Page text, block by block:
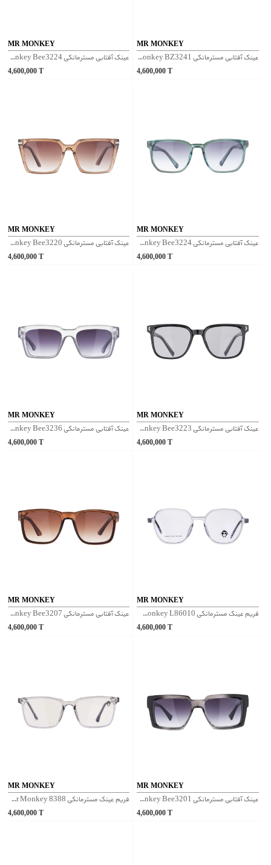
MR MONKEY
عینک آفتابی مسترمانکی Mr Monkey Bee3224 - شفاف طوسی
4,600,000T
MR MONKEY
عینک آفتابی مسترمانکی Mr Monkey BZ3241 - آبی
4,600,000 T
MR MONKEY
عینک آفتابی مسترمانکی Mr Monkey Bee3220 - قهوه‌ای
4,600,000T
MR MONKEY
عینک آفتابی مسترمانکی Mr Monkey Bee3224 - آبی
4,600,000 T
MR MONKEY
عینک آفتابی مسترمانکی Mr Monkey Bee3236 - شفاف
4,600,000T
MR MONKEY
عینک آفتابی مسترمانکی Mr Monkey Bee3223 - مشکی
4,600,000 T
MR MONKEY
عینک آفتابی مسترمانکی Mr Monkey Bee3207 - قهوه‌ای
4,600,000T
MR MONKEY
فریم عینک مسترمانکی Mr Monkey L86010 - شفاف
4,600,000 T
MR MONKEY
فریم عینک مسترمانکی Mr Monkey 8388 - طوسی
4,600,000T
MR MONKEY
عینک آفتابی مسترمانکی Mr Monkey Bee3201 - شفاف مشکی
4,600,000 T